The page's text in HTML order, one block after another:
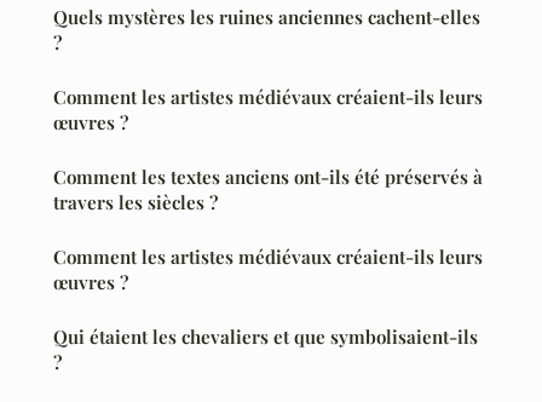
Quels mystères les ruines anciennes cachent-elles
?
Comment les artistes médiévaux créaient-ils leurs
œuvres ?
Comment les textes anciens ont-ils été préservés à
travers les siècles ?
Comment les artistes médiévaux créaient-ils leurs
œuvres ?
Qui étaient les chevaliers et que symbolisaient-ils
?